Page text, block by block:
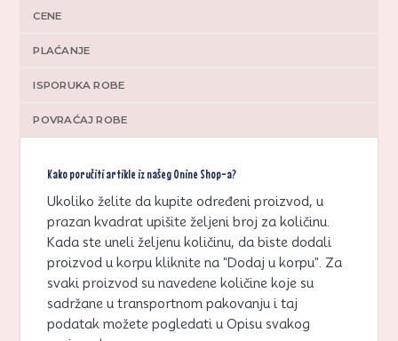
CENE
PLAĆANJE
ISPORUKA ROBE
POVRAĆAJ ROBE
Kako poručiti artikle iz našeg Onine Shop-a?
Ukoliko želite da kupite određeni proizvod, u
prazan kvadrat upišite željeni broj za količinu.
Kada ste uneli željenu količinu, da biste dodali
proizvod u korpu kliknite na "Dodaj u korpu". Za
svaki proizvod su navedene količine koje su
sadržane u transportnom pakovanju i taj
podatak možete pogledati u Opisu svakog